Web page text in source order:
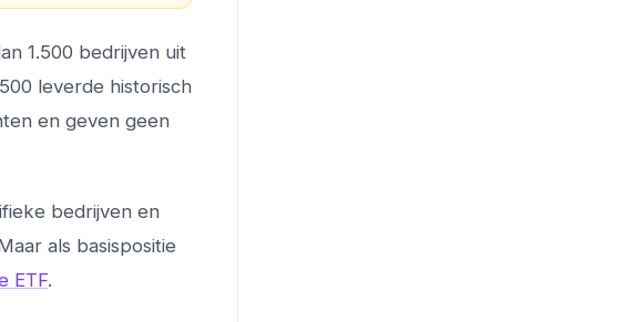
1.500 bedrijven uit
leverde historisch
en geven geen
bedrijven en
als basispositie
ETF.